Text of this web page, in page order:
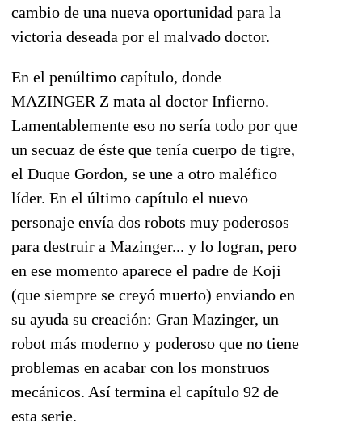
cambio de una nueva oportunidad para la
victoria deseada por el malvado doctor.
En el penúltimo capítulo, donde
MAZINGER Z mata al doctor Infierno.
Lamentablemente eso no sería todo por que
un secuaz de éste que tenía cuerpo de tigre,
el Duque Gordon, se une a otro maléfico
líder. En el último capítulo el nuevo
personaje envía dos robots muy poderosos
para destruir a Mazinger... y lo logran, pero
en ese momento aparece el padre de Koji
(que siempre se creyó muerto) enviando en
su ayuda su creación: Gran Mazinger, un
robot más moderno y poderoso que no tiene
problemas en acabar con los monstruos
mecánicos. Así termina el capítulo 92 de
esta serie.